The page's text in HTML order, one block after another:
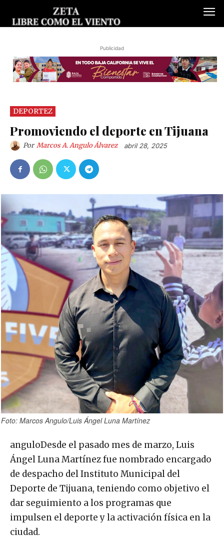
Publicidad
DEPORTEZ
Promoviendo el deporte en Tijuana
Por Marcos A. Angulo Álvarez abril 28, 2025
Foto: Marcos Angulo/Luis Ángel Luna Martínez
anguloDesde el pasado mes de marzo, Luis
Ángel Luna Martínez fue nombrado encargado
de despacho del Instituto Municipal del
Deporte de Tijuana, teniendo como objetivo el
dar seguimiento a los programas que
impulsen el deporte y la activación física en la
ciudad.